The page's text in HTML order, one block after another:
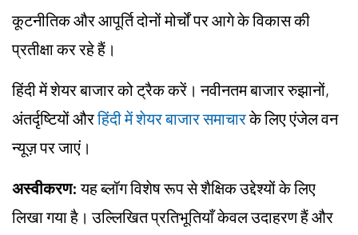
कूटनीतिक और आपूर्ति दोनों मोर्चों पर आगे के विकास की
प्रतीक्षा कर रहे हैं।
हिंदी में शेयर बाजार को ट्रैक करें। नवीनतम बाजार रुझानों,
अंतर्दृष्टियों औरहिंदी में शेयर बाजार समाचारके लिए एंजेल वन
न्यूज़ पर जाएं।
अस्वीकरण: यह ब्लॉग विशेष रूप से शैक्षिक उद्देश्यों के लिए
लिखा गया है। उल्लिखित प्रतिभूतियाँ केवल उदाहरण हैं और